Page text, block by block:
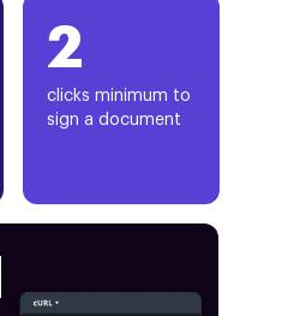
2
clicks minimum to
sign a document